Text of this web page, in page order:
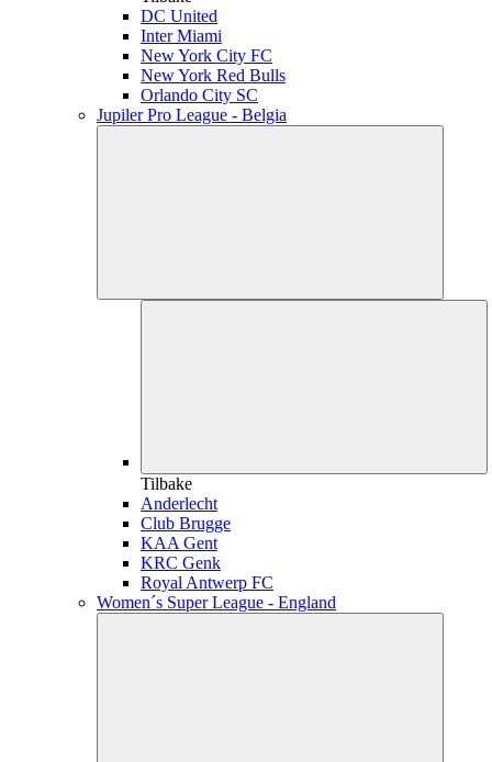
DC United
Inter Miami
New York City FC
New York Red Bulls
Orlando City SC
Jupiler Pro League - Belgia
Tilbake
Anderlecht
Club Brugge
KAA Gent
KRC Genk
Royal Antwerp FC
Women´s Super League - England